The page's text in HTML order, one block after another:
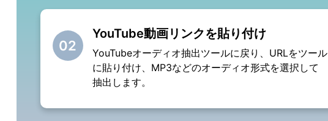
02
YouTube動画リンクを貼り付け
YouTubeオーディオ抽出ツールに戻り、URLをツール
に貼り付け、MP3などのオーディオ形式を選択して
抽出します。